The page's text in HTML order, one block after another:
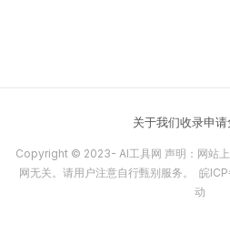
关于我们收录申请
Copyright © 2023- AI工具网 声明：网站
网无关。请用户注意自行甄别服务。 皖
动